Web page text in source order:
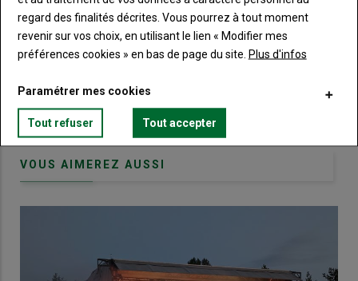
BodyChoisissez votre formule et créez votre
compte pour accéder à tout Terre de
Touraine.
Lien Créez un compte
VOUS AIMEREZ AUSSI
regard des finalités décrites. Vous pourrez à tout moment
revenir sur vos choix, en utilisant le lien « Modifier mes
préférences cookies » en bas de page du site. Plus d'infos
Paramétrer mes cookies
Tout refuser Tout accepter